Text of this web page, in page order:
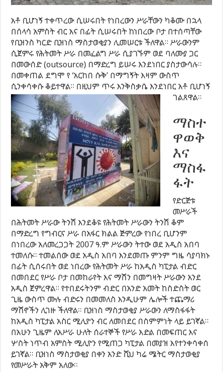
አቶ ቢሆነኝ ተቀጥረው ሲሠሩበት የነበረውን ሥራቸውን ካቆሙ በኋላ
በሰላሳ አምስት ብር እና በፊት ሲሠሩበት ከነበረው ቦታ በተሰጣቸው
የቢዝንስ ካርድ ቢዝነስ ማስታወቂያን ሊመሠርቱ ችለዋል። ሥራውንም
ሲጀምሩ የሕትመት ሥራ በመፈልግ ሥራ ሲያገኙም ወደ ባለሙያ ጋር
በመውሰድ (outsource) በማድረግ ይሠሩ እንደነበር ያስታውሳሉ።
በመቀጠል ደግሞ የ ‘አርከበ ሱቅ’ በማግኝት እዛም ውስጥ
ሲንቀሳቀሱ ቆይተዋል። በዚህም ጥሩ እንቅስቃሴ እንደነበር አቶ ቢሆነኝ
ገልጸዋል።
ማስተ
ዋወቅ
እና
ማስፋ
ፋት
የድርጅቱ
መሥራች
በሕትመት ሥራው ትንሽ እንደቆዩ የሕትመት ሥራውን ትንሽ ቆም
በማድረግ የግብርና ሥራ በአፋር ክልል ጅምረው የነበረ ቢሆንም
በነበረው አለመረጋጋት 2007 ዓ.ም ሥራውን ትተው ወደ አዲስ አበባ
ተመለሱ። ተመልሰው ወደ አዲስ አበባ እንደመጡ ምንም ግዜ ሳያባክኑ
በፊት ሲሰሩበት ወደ ነበረው የሕትመት ሥራ ከአዲስ ካፒታል ብድር
በመበደር የሥራ ቦታ በመከራየት እና ማሽን በመግዛት ሥራውን አንደ
አዲስ ጀምረዋል። የተበደሩትንም ብድር በአንድ አመት ከስድስት ወር
ጊዜ ውስጥ ሙሉ ብድሩን በመመለስ እንዲሁም ሌሎች ተጨማሪ
ማሽኖችን ሊገዙ ችለዋል። ቢዝነስ ማስታወቂያ ሥራውን ለማስፋፋት
ከአዲስ ካፒታል አስር ሚሊዮን ብር ለመበደር በስምምነት ላይ ይገኛል።
በአሁን ጊዜም ለአሥራ ሁለት ሰራተኞች የሥራ እድል በመፍጠር እና
ሦስት ነጥብ አምስት ሚሊዮን የሚጠጋ ካፒታል በመያዝ እየተንቀሳቀሰ
ይገኛል። ቢዝነስ ማስታወቂያ በቀን አንድ ሺህ ካሬ ሜትር ማስታወቂያ
የመሥራት አቅም አለው።